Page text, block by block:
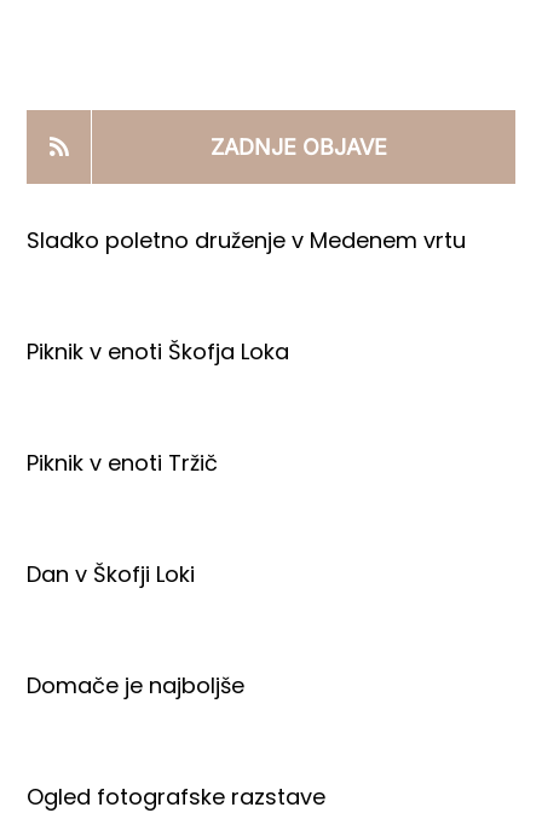
PRODAJNI IZDELKI
AKTUALNO
ZADNJE OBJAVE
Sladko poletno druženje v Medenem vrtu
Piknik v enoti Škofja Loka
Piknik v enoti Tržič
Dan v Škofji Loki
Domače je najboljše
Ogled fotografske razstave